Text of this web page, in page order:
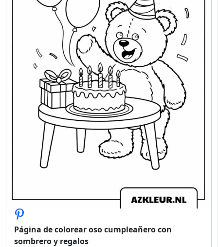
Página de colorear oso cumpleañero con
sombrero y regalos